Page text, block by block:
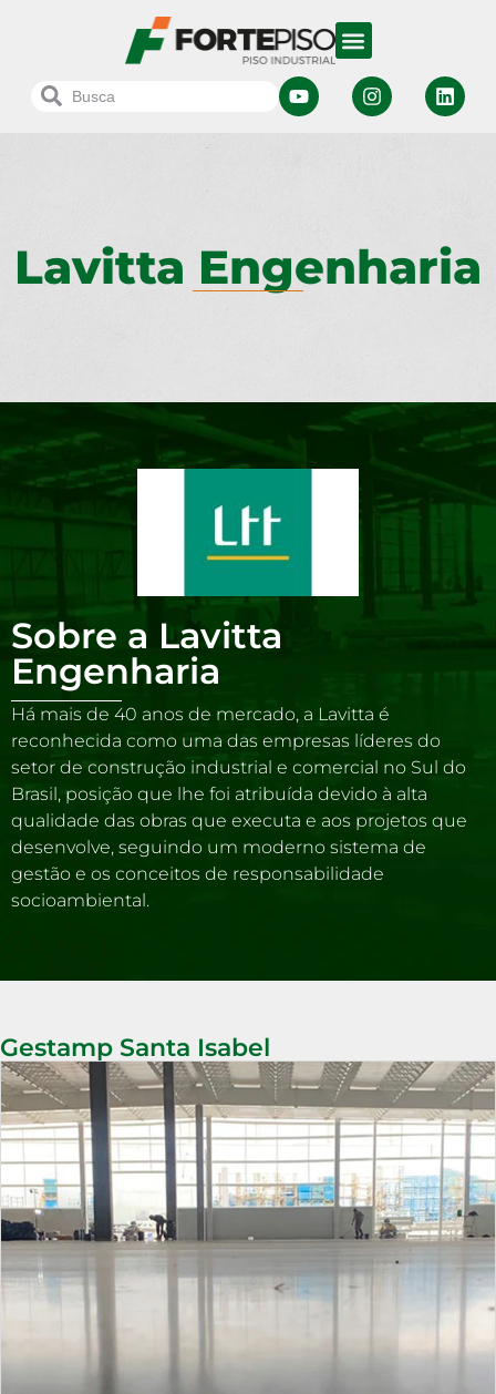
Lavitta Engenharia
Sobre a Lavitta
Engenharia
Há mais de 40 anos de mercado, a Lavitta é
reconhecida como uma das empresas líderes do
setor de construção industrial e comercial no Sul do
Brasil, posição que lhe foi atribuída devido à alta
qualidade das obras que executa e aos projetos que
desenvolve, seguindo um moderno sistema de
gestão e os conceitos de responsabilidade
socioambiental.
Gestamp Santa Isabel